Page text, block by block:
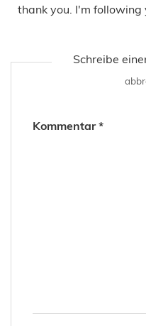
thank you. I'm following
Schreibe
Kommentar*